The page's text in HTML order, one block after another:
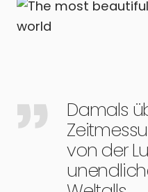
Damals
von der